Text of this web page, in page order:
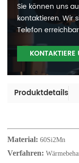
Sie können uns
kontaktieren. Wir
Telefon
KONTAKTIERE
Produktdetails
Material: 60Si2Mn
Verfahren: